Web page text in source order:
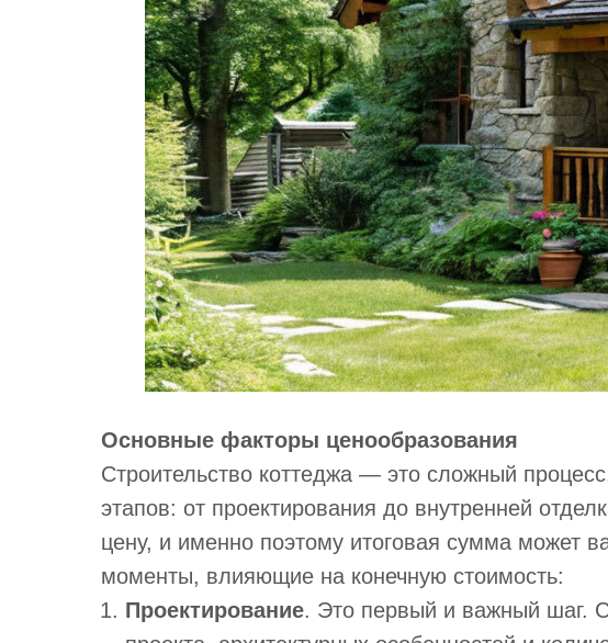
Основные факторы ценообразования
Строительство коттеджа — это сложный
этапов: от проектирования до внутренней
цену, и именно поэтому итоговая сумма может
моменты, влияющие на конечную стоимость:
Проектирование. Это первый и важный шаг.